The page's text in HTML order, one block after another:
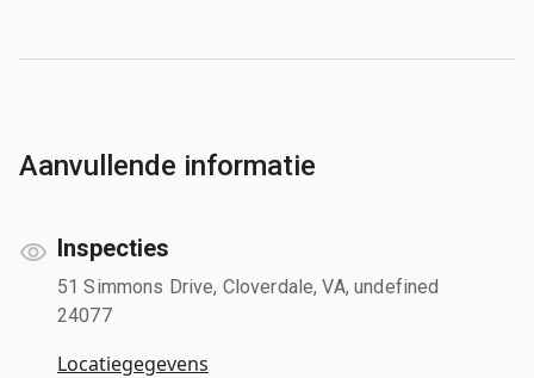
Aanvullende informatie
Inspecties
51 Simmons Drive, Cloverdale, VA, undefined
24077
Locatiegegevens